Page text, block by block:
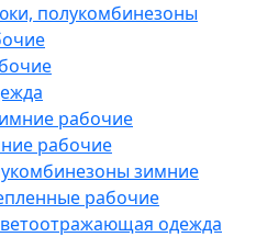
полукомбинезоны
рабочие
рабочие
зимние
рабочие
одежда